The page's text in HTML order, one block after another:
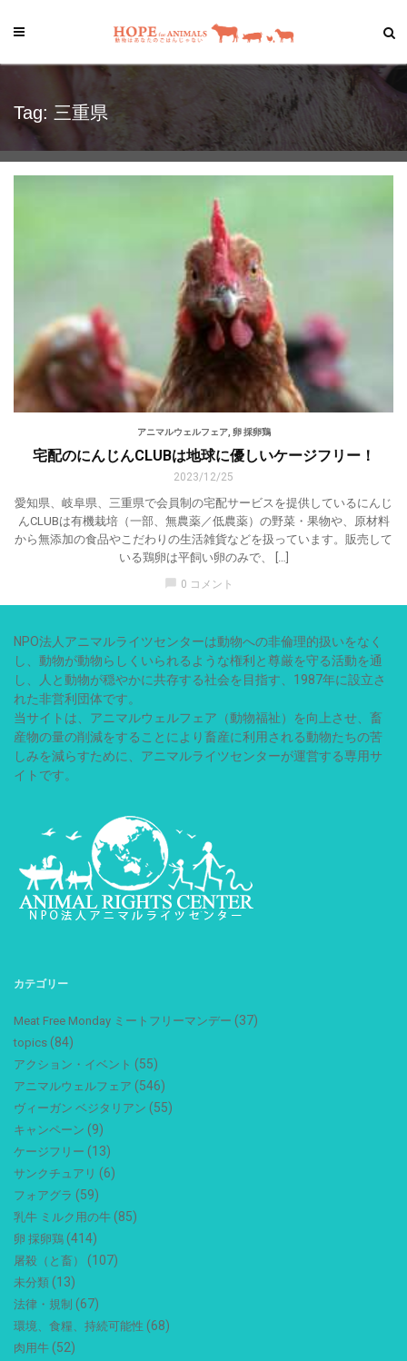
Tag: 三重県
アニマルウェルフェア, 卵 採卵鶏
宅配のにんじんCLUBは地球に優しいケージフリー！
2023/12/25
愛知県、岐阜県、三重県で会員制の宅配サービスを提供しているにんじ
んCLUBは有機栽培（一部、無農薬／低農薬）の野菜・果物や、原材料
から無添加の食品やこだわりの生活雑貨などを扱っています。販売して
いる鶏卵は平飼い卵のみで、 […]
chat_bubble 0 コメント
NPO法人アニマルライツセンターは動物への非倫理的扱いをなく
し、動物が動物らしくいられるような権利と尊厳を守る活動を通
し、人と動物が穏やかに共存する社会を目指す、1987年に設立さ
れた非営利団体です。
当サイトは、アニマルウェルフェア（動物福祉）を向上させ、畜
産物の量の削減をすることにより畜産に利用される動物たちの苦
しみを減らすために、アニマルライツセンターが運営する専用サ
イトです。
カテゴリー
Meat Free Monday ミートフリーマンデー (37)
topics (84)
アクション・イベント (55)
アニマルウェルフェア (546)
ヴィーガン ベジタリアン (55)
キャンペーン (9)
ケージフリー (13)
サンクチュアリ (6)
フォアグラ (59)
乳牛 ミルク用の牛 (85)
卵 採卵鶏 (414)
屠殺（と畜） (107)
未分類 (13)
法律・規制 (67)
環境、食糧、持続可能性 (68)
肉用牛 (52)